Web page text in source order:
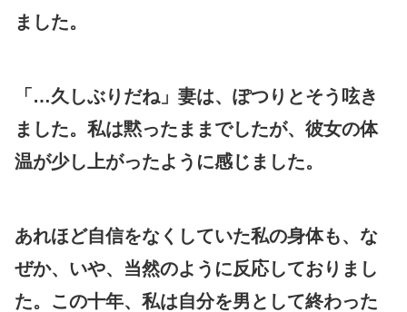
ました。
「…久しぶりだね」妻は、ぽつりとそう呟き
ました。私は黙ったままでしたが、彼女の体
温が少し上がったように感じました。
あれほど自信をなくしていた私の身体も、な
ぜか、いや、当然のように反応しておりまし
た。この十年、私は自分を男として終わった